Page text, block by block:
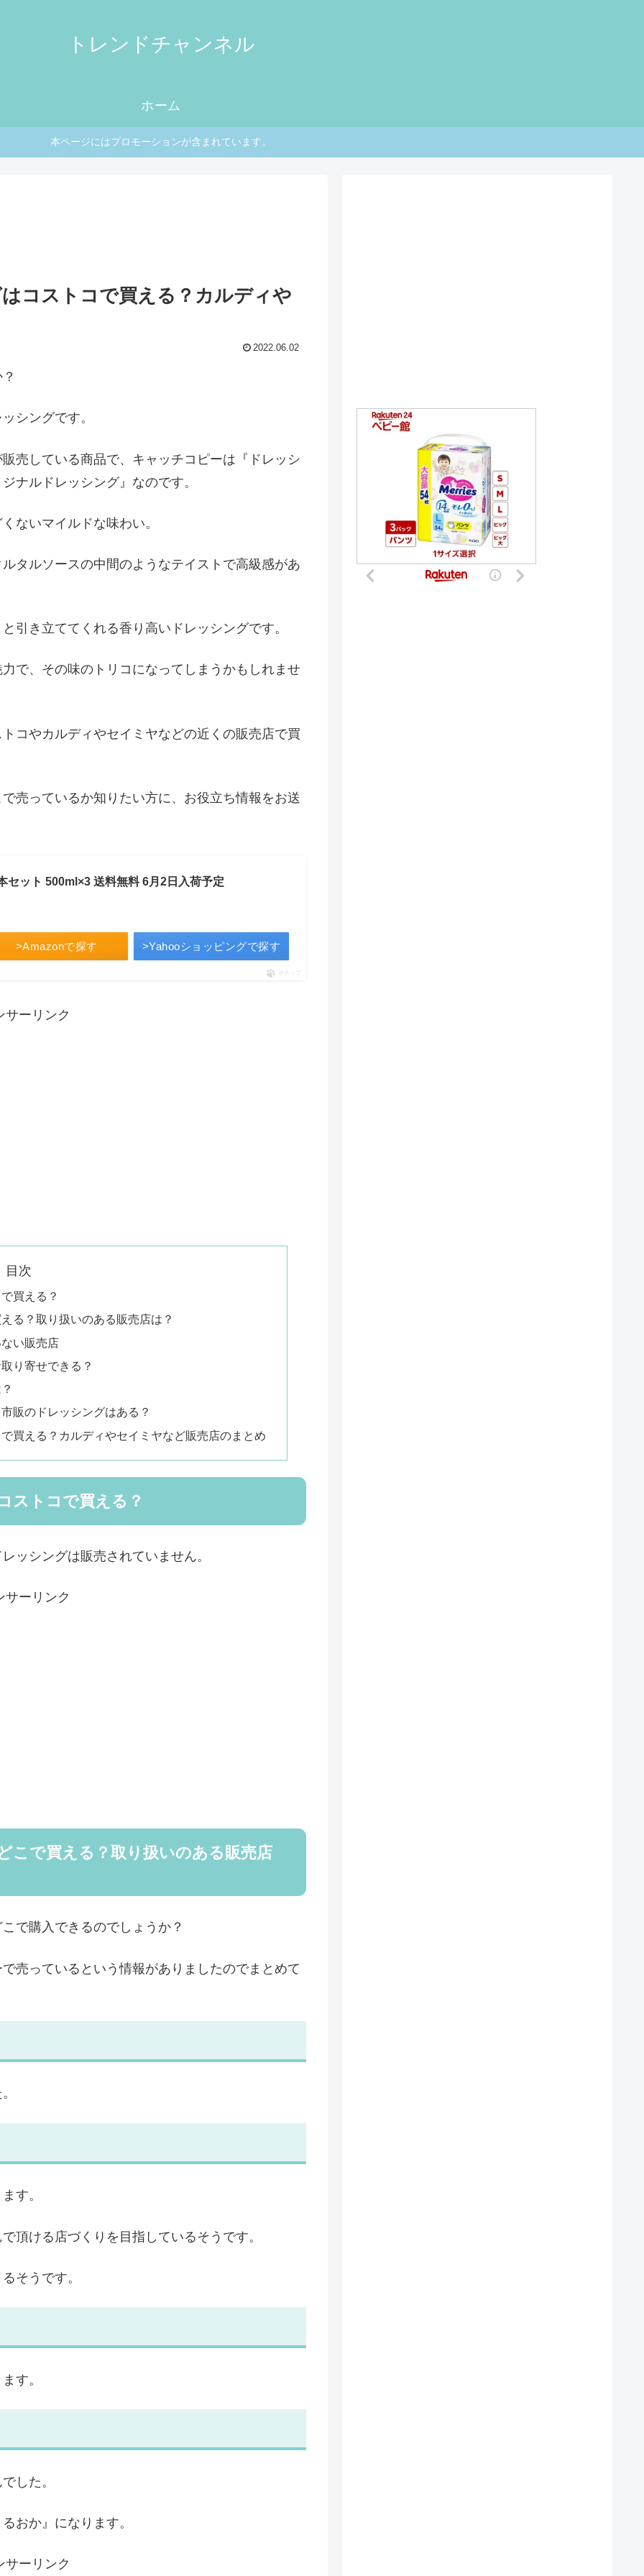
トレンドチャンネル
ホーム
本ページにはプロモーションが含まれています。
コストコで買える？カルディや
2022.06.02
シングです。
売している商品で、キャッチコピーは『ドレッシ
ナルドレッシング』なのです。
ないマイルドな味わい。
タルソースの中間のようなテイストで高級感があ
引き立ててくれる香り高いドレッシングです。
で、その味のトリコになってしまうかもしれませ
コやカルディやセイミヤなどの近くの販売店で買
売っているか知りたい方に、お役立ち情報をお送
セット 500ml×3 送料無料 6月2日入荷予定
>Amazonで探す >Yahooショッピングで探す
ポチップ
サーリンク
目次
買える？
る？取り扱いのある販売店は？
い販売店
り寄せできる？
販のドレッシングはある？
買える？カルディやセイミヤなど販売店のまとめ
ストコで買える？
ッシングは販売されていません。
サーリンク
こで買える？取り扱いのある販売店
で購入できるのでしょうか？
売っているという情報がありましたのでまとめて
す。
頂ける店づくりを目指しているそうです。
そうです。
す。
した。
おか』になります。
サーリンク